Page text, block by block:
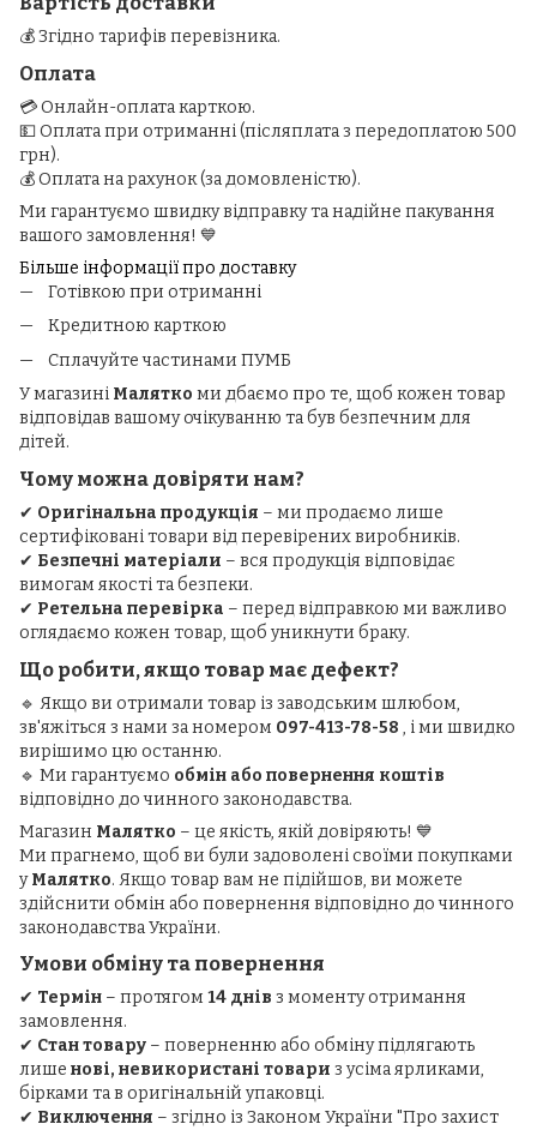
💰 Згідно тарифів перевізника.
Оплата
💳 Онлайн-оплата карткою.
💵 Оплата при отриманні (післяплата з передоплатою 500
грн).
💰 Оплата на рахунок (за домовленістю).
Ми гарантуємо швидку відправку та надійне пакування
вашого замовлення! 💙
Більше інформації про доставку
Готівкою при отриманні
Кредитною карткою
Сплачуйте частинами ПУМБ
У магазині Малятко ми дбаємо про те, щоб кожен товар
відповідав вашому очікуванню та був безпечним для
дітей.
Чому можна довіряти нам?
✔ Оригінальна продукція – ми продаємо лише
сертифіковані товари від перевірених виробників.
✔ Безпечні матеріали – вся продукція відповідає
вимогам якості та безпеки.
✔ Ретельна перевірка – перед відправкою ми важливо
оглядаємо кожен товар, щоб уникнути браку.
Що робити, якщо товар має дефект?
🔹 Якщо ви отримали товар із заводським шлюбом,
зв'яжіться з нами за номером 097-413-78-58 , і ми швидко
вирішимо цю останню.
🔹 Ми гарантуємо обмін або повернення коштів
відповідно до чинного законодавства.
Магазин Малятко – це якість, якій довіряють! 💙
Ми прагнемо, щоб ви були задоволені своїми покупками
уМалятко. Якщо товар вам не підійшов, ви можете
здійснити обмін або повернення відповідно до чинного
законодавства України.
Умови обміну та повернення
✔ Термін – протягом 14 днів з моменту отримання
замовлення.
✔ Стан товару – поверненню або обміну підлягають
лише нові, невикористані товари з усіма ярликами,
бірками та в оригінальній упаковці.
✔ Виключення – згідно із Законом України "Про захист